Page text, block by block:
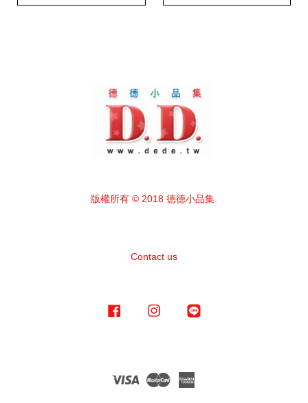
版權所有 © 2018 德德小品集.
Contact us
Facebook Instagram
Visa Master